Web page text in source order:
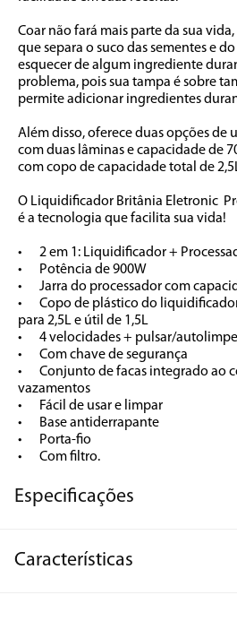
Coar não fará mais parte da sua
que separa o suco das sementes e
esquecer de algum ingrediente
problema, pois sua tampa é sobre
permite adicionar ingredientes
Além disso, oferece duas opções de
com duas lâminas e capacidade de
com copo de capacidade total de
O Liquidificador Britânia Eletronic
é a tecnologia que facilita sua vida!
•	2 em 1: Liquidificador + Processador
•	Potência de 900W
•	Jarra do processador com capacidade de 700ml
•	Copo de plástico do liquidificador com capacidade total
para 2,5L e útil de 1,5L
•	4 velocidades + pulsar/autolimpeza/ice
•	Com chave de segurança
•	Conjunto de facas integrado ao copo que impede
vazamentos
•	Fácil de usar e limpar
•	Base antiderrapante
•	Porta-fio
•	Com filtro.
Especificações
Características